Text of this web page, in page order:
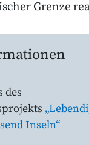
des
Inseln“
Grenze